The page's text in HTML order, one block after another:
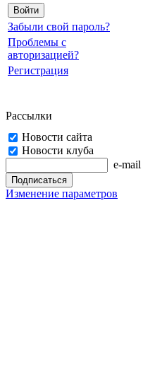
Забыли свой пароль?
Проблемы с
авторизацией?
Регистрация
Рассылки
Новости сайта
Новости клуба
e-mail
Изменение параметров